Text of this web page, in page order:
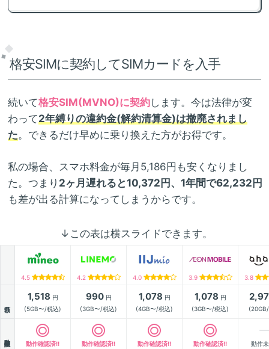
格安SIMに契約してSIMカードを入手
続いて格安SIM(MVNO)に契約します。今は法律が変
わって2年縛りの違約金(解約清算金)は撤廃されまし
た。できるだけ早めに乗り換えた方がお得です。
私の場合、スマホ料金が毎月5,186円も安くなりまし
た。つまり 2ヶ月遅れると10,372円、1年間で62,232円
も差が出る計算になってしまうからです。
↓この表は横スライドできます。
4.5 4.2 4.0 3.9 3.8
1,518 円
(5GB〜/税込)
990円
(3GB〜/税込)
1,078 円
(4GB〜/税込)
1,078 円
(3GB〜/税込)
動作確認済!! 動作確認済!! 動作確認済!! 動作確認済!! 動作